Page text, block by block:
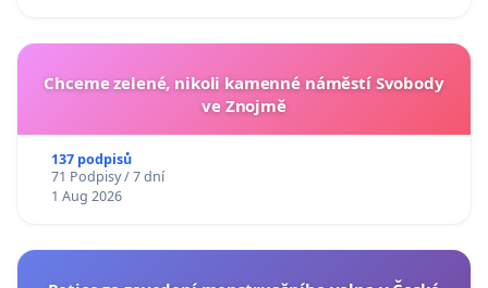
Chceme zelené, nikoli kamenné náměstí Svobody
ve Znojmě
137 podpisů
71 Podpisy / 7 dní
1 Aug 2026